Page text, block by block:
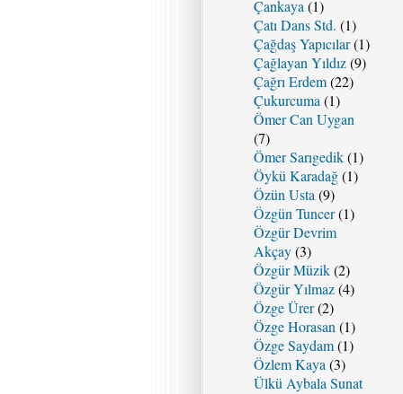
Çankaya (1)
Çatı Dans Std. (1)
Çağdaş Yapıcılar(1)
Çağlayan Yıldız(9)
Çağrı Erdem(22)
Çukurcuma (1)
Ömer Can Uygan
(7)
Ömer Sarıgedik(1)
Öykü Karadağ(1)
Özün Usta (9)
Özgün Tuncer(1)
Özgür Devrim
Akçay(3)
Özgür Müzik(2)
Özgür Yılmaz(4)
Özge Ürer(2)
Özge Horasan (1)
Özge Saydam(1)
Özlem Kaya (3)
Ülkü Aybala Sunat